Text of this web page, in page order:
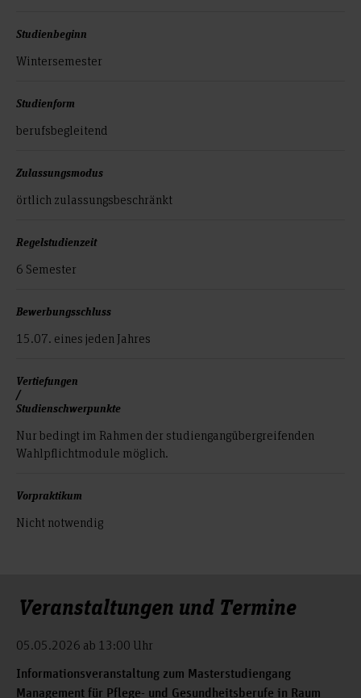
Studienbeginn
Wintersemester
Studienform
berufsbegleitend
Zulassungsmodus
örtlich zulassungs­beschränkt
Regelstudienzeit
6 Semester
Bewerbungsschluss
15.07. eines jeden Jahres
Vertiefungen
/
Studienschwerpunkte
Nur bedingt im Rahmen der studiengangübergreifenden
Wahlpflichtmodule möglich.
Vorpraktikum
Nicht notwendig
Veranstaltungen und Termine
05.05.2026 ab 13:00 Uhr
Informationsveranstaltung zum Masterstudiengang
Management für Pflege- und Gesundheitsberufe in Raum